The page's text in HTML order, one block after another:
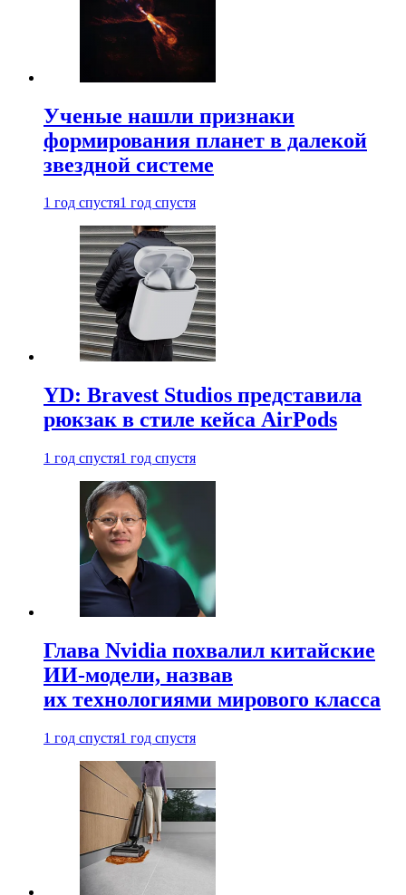
Ученые нашли признаки
формирования планет в далекой
звездной системе
1 год спустя1 год спустя
YD: Bravest Studios представила
рюкзак в стиле кейса AirPods
1 год спустя1 год спустя
Глава Nvidia похвалил китайские
ИИ-модели, назвав
их технологиями мирового класса
1 год спустя1 год спустя